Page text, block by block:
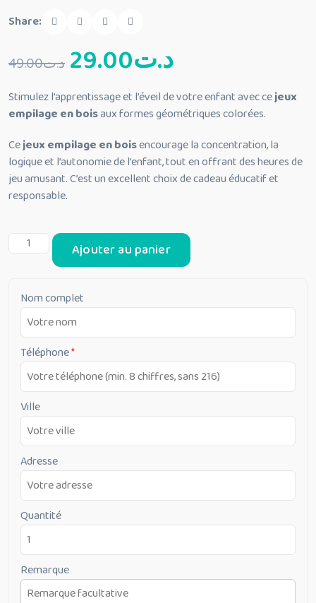
Share:
د.ت49.00
Le
prix
initial
était :
د.ت29.00
Le
prix
actuel
est :
Stimulez l’apprentissage et l’éveil de votre enfant avec cejeux
empilage en boisaux formes géométriques colorées.
Cejeux empilage en boisencourage la concentration, la
logique et l’autonomie de l’enfant, tout en offrant des heures de
jeu amusant. C’est un excellent choix de cadeau éducatif et
responsable.
quantité
de
empilage
formes
géométriques
bois
Ajouter au panier
Nom complet
Téléphone*
Ville
Adresse
Quantité
Remarque